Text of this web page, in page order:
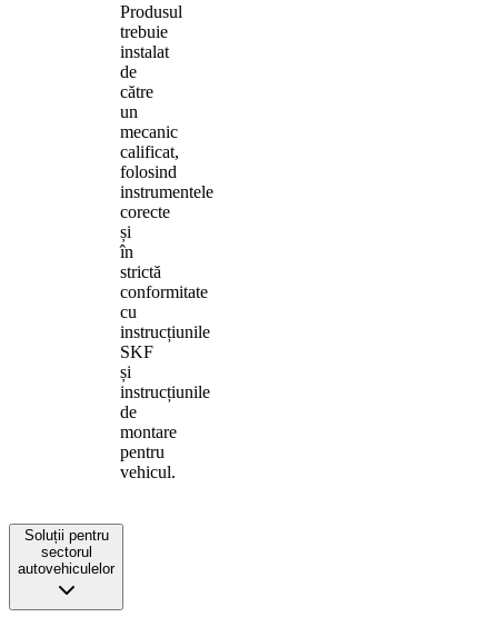
Produsul
trebuie
instalat
de
către
un
mecanic
calificat,
folosind
instrumentele
corecte
și
în
strictă
conformitate
cu
instrucțiunile
SKF
și
instrucțiunile
de
montare
pentru
vehicul.
Soluții pentru
sectorul
autovehiculelor